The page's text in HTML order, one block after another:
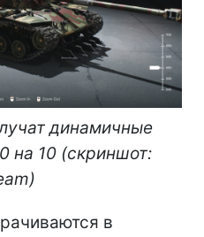
динамичные
на 10 (скриншот:
в